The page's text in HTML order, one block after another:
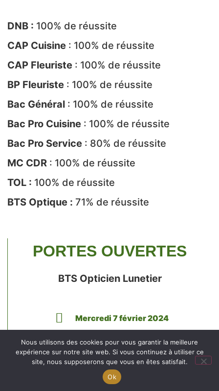
DNB : 100% de réussite
CAP Cuisine : 100% de réussite
CAP Fleuriste : 100% de réussite
BP Fleuriste : 100% de réussite
Bac Général : 100% de réussite
Bac Pro Cuisine : 100% de réussite
Bac Pro Service : 80% de réussite
MC CDR : 100% de réussite
TOL : 100% de réussite
BTS Optique : 71% de réussite
PORTES OUVERTES
BTS Opticien Lunetier
Mercredi 7 février 2024
de 14h à 17h au lycée Saint-Jean
Nous utilisons des cookies pour vous garantir la meilleure
expérience sur notre site web. Si vous continuez à utiliser ce
site, nous supposerons que vous en êtes satisfait.
Ok
Engagé pour l’environnement : compensation de
l’impact carbone de notre site internet